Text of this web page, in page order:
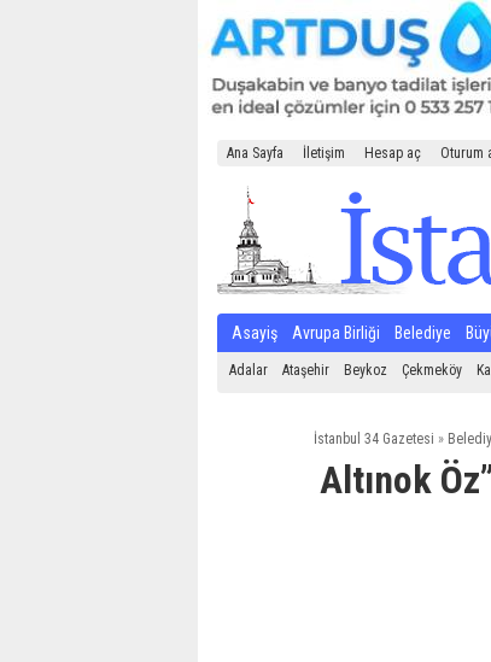
Ana Sayfa İletişim Hesap aç Oturum
Asayiş Avrupa Birliği Belediye
Adalar Ataşehir Beykoz Çekmeköy
İstanbul 34 Gazetesi »
Altınok